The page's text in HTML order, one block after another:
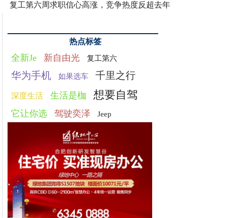
复工第六周求职信心高涨，竞争热度反超去年
热点标签
全新Je 新自由光 复工第六
华为手机 如果选车 千里之行
深度生活 生活是枷 想要自驾
它让你选 驾驶奕泽 Jeep